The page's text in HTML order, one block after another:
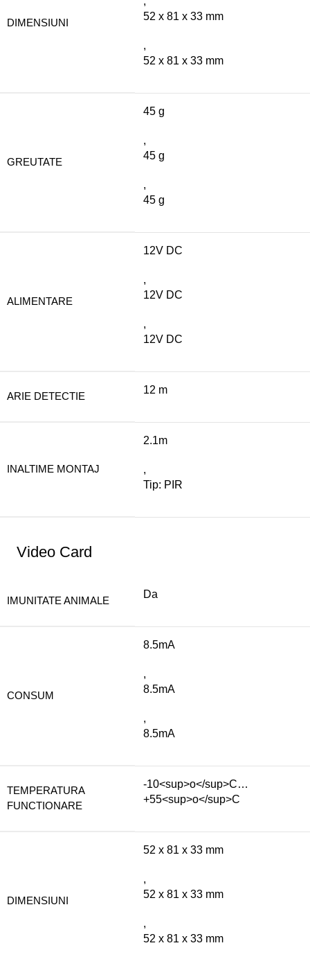
DIMENSIUNI
52 x 81 x 33 mm
,
52 x 81 x 33 mm
GREUTATE
45 g
,
45 g
,
45 g
ALIMENTARE
12V DC
,
12V DC
,
12V DC
ARIE DETECTIE
12 m
INALTIME MONTAJ
2.1m
,
Tip: PIR
Video Card
IMUNITATE ANIMALE
Da
CONSUM
8.5mA
,
8.5mA
,
8.5mA
TEMPERATURA
FUNCTIONARE
-10<sup>o</sup>C…
+55<sup>o</sup>C
DIMENSIUNI
52 x 81 x 33 mm
,
52 x 81 x 33 mm
,
52 x 81 x 33 mm